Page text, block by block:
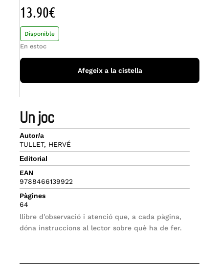
un joc
Autor/a
TULLET, HERVÉ
Editorial
EAN
9788466139922
Pàgines
64
llibre d’observació i atenció que, a cada pàgina,
dóna instruccions al lector sobre què ha de fer.
13.90€
Disponible
En estoc
Afegeix a la cistella